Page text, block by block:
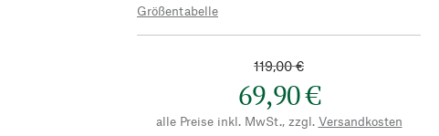
Größentabelle
119,00 €
69,90 €
alle Preise inkl. MwSt., zzgl. Versandkosten